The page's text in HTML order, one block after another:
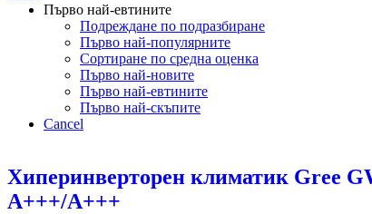
Първо най-евтините
Подреждане по подразбиране
Първо най-популярните
Сортиране по средна оценка
Първо най-новите
Първо най-евтините
Първо най-скъпите
Cancel
Хиперинверторен климатик Gree
A+++/A+++